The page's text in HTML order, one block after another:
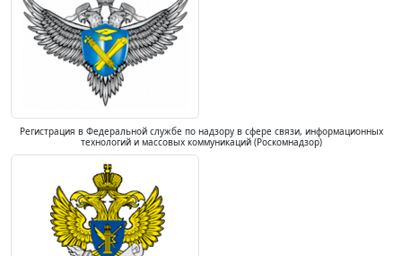
Регистрация в Федеральной службе по надзору в сфере связи, информационных
технологий и массовых коммуникаций (Роскомнадзор)